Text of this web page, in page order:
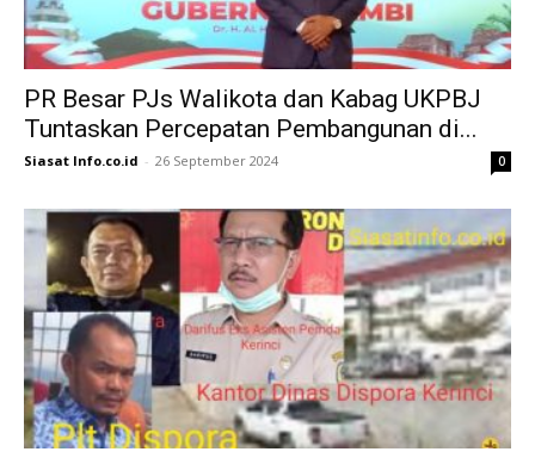
PR Besar PJs Walikota dan Kabag UKPBJ
Tuntaskan Percepatan Pembangunan di...
Siasat Info.co.id - 26 September 2024 0